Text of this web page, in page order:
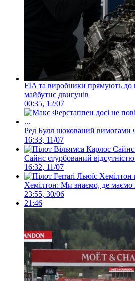
FIA та виробники прямують до
майбутнє двигунів
00:35, 12/07
Ред Булл шокований вимогами
16:33, 11/07
Сайнс стурбований
16:32, 11/07
Хемілтон: Ми знаємо, де маємо
23:55, 30/06
21:46